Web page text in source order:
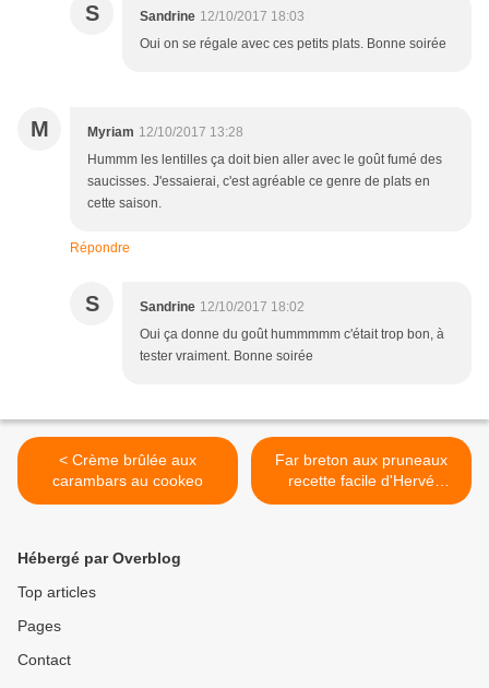
S Sandrine 12/10/2017 18:03
Oui on se régale avec ces petits plats. Bonne soirée
M Myriam 12/10/2017 13:28
Hummm les lentilles ça doit bien aller avec le goût fumé des
saucisses. J'essaierai, c'est agréable ce genre de plats en
cette saison.
Répondre
S Sandrine 12/10/2017 18:02
Oui ça donne du goût hummmmm c'était trop bon, à
tester vraiment. Bonne soirée
< Crème brûlée aux
carambars au cookeo
Far breton aux pruneaux
recette facile d'Hervé
Cuisine au cookeo
Hébergé par Overblog
Top articles
Pages
Contact